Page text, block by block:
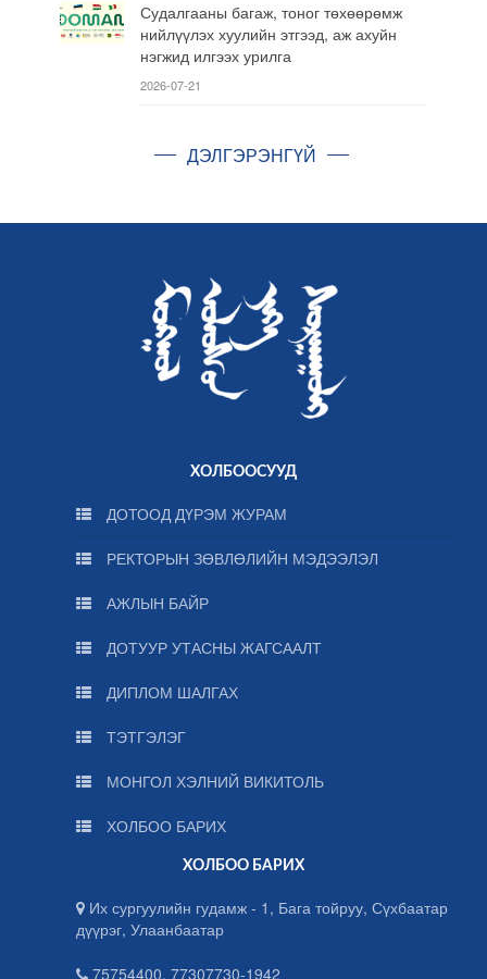
Судалгааны багаж, тоног төхөөрөмж
нийлүүлэх хуулийн этгээд, аж ахуйн
нэгжид илгээх урилга
2026-07-21
ДЭЛГЭРЭНГҮЙ
ХОЛБООСУУД
ДОТООД ДҮРЭМ ЖУРАМ
РЕКТОРЫН ЗӨВЛӨЛИЙН МЭДЭЭЛЭЛ
АЖЛЫН БАЙР
ДОТУУР УТАСНЫ ЖАГСААЛТ
ДИПЛОМ ШАЛГАХ
ТЭТГЭЛЭГ
МОНГОЛ ХЭЛНИЙ ВИКИТОЛЬ
ХОЛБОО БАРИХ
ХОЛБОО БАРИХ
Их сургуулийн гудамж - 1, Бага тойруу, Сүхбаатар
дүүрэг, Улаанбаатар
75754400, 77307730-1942